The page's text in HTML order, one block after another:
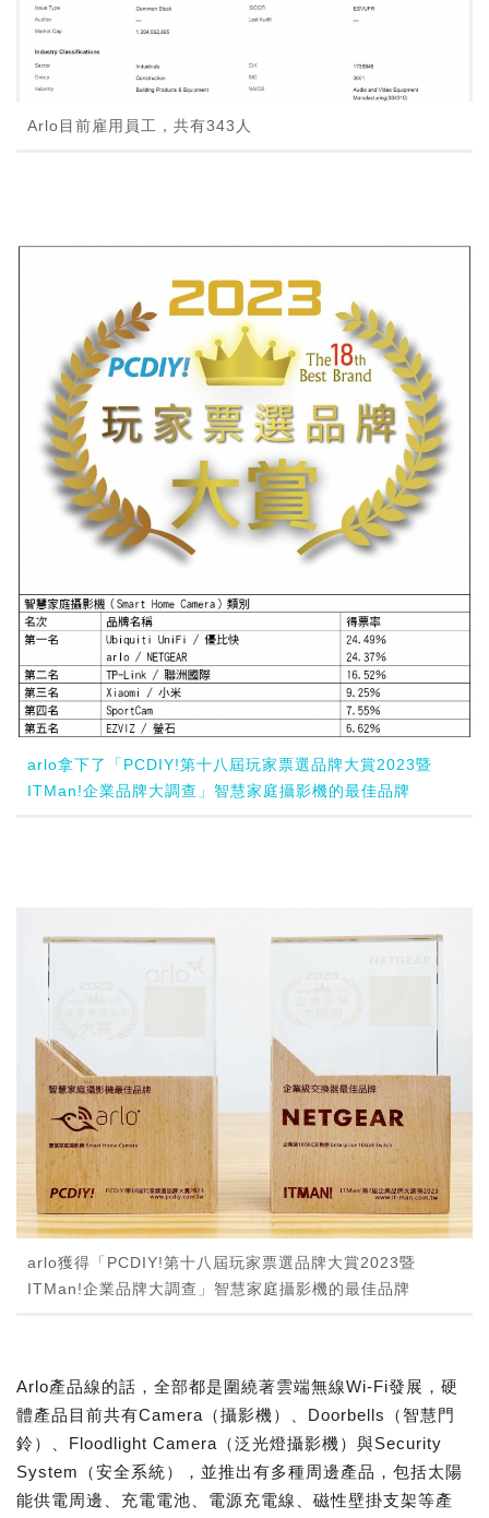
Arlo目前雇用員工，共有343人
arlo拿下了「PCDIY!第十八屆玩家票選品牌大賞2023暨
ITMan!企業品牌大調查」智慧家庭攝影機的最佳品牌
arlo獲得「PCDIY!第十八屆玩家票選品牌大賞2023暨
ITMan!企業品牌大調查」智慧家庭攝影機的最佳品牌
Arlo產品線的話，全部都是圍繞著雲端無線Wi-Fi發展，硬
體產品目前共有Camera（攝影機）、Doorbells（智慧門
鈴）、Floodlight Camera（泛光燈攝影機）與Security
System（安全系統），並推出有多種周邊產品，包括太陽
能供電周邊、充電電池、電源充電線、磁性壁掛支架等產